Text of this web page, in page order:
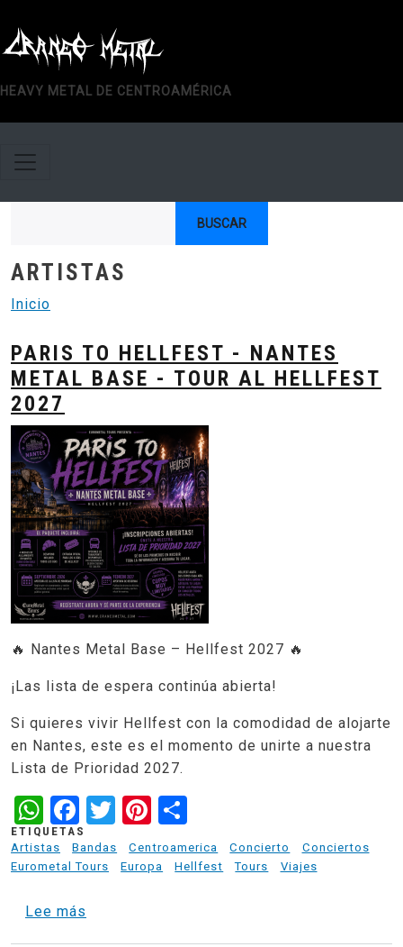
HEAVY METAL DE CENTROAMÉRICA
ARTISTAS
Inicio
PARIS TO HELLFEST - NANTES
METAL BASE - TOUR AL HELLFEST
2027
🔥 Nantes Metal Base – Hellfest 2027 🔥
¡Las lista de espera continúa abierta!
Si quieres vivir Hellfest con la comodidad de alojarte
en Nantes, este es el momento de unirte a nuestra
Lista de Prioridad 2027.
WhatsApp
Facebook
TwitterPinterest
ETIQUETAS
Artistas
Bandas Centroamerica Concierto
Conciertos
Eurometal Tours
Europa Hellfest Tours Viajes
Lee más